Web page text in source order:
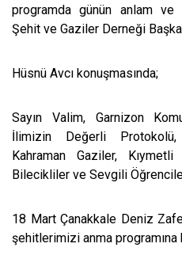
programda günün anlam ve
Şehit ve Gaziler Derneği
Hüsnü Avcı konuşmasında;
Sayın Valim, Garnizon
İlimizin Değerli
Kahraman Gaziler,
Bilecikliler ve Sevgili
18 Mart Çanakkale Deniz
şehitlerimizi anma